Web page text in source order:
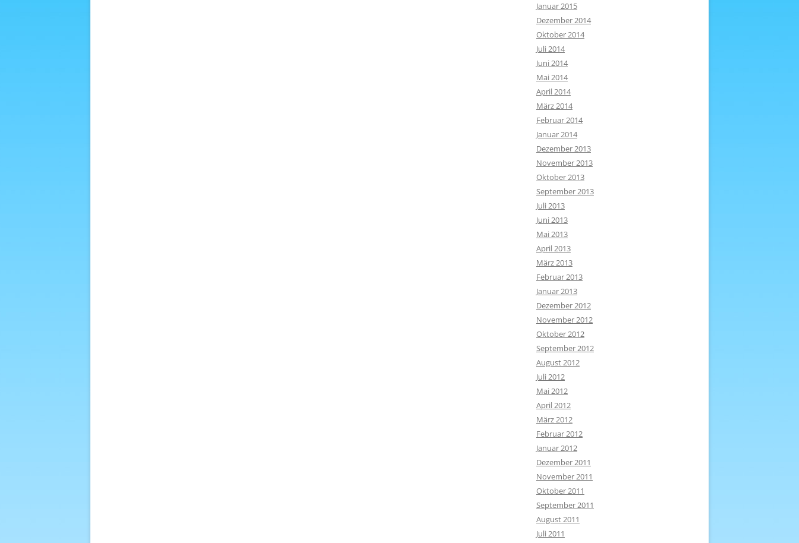
Januar 2015
Dezember 2014
Oktober 2014
Juli 2014
Juni 2014
Mai 2014
April 2014
März 2014
Februar 2014
Januar 2014
Dezember 2013
November 2013
Oktober 2013
September 2013
Juli 2013
Juni 2013
Mai 2013
April 2013
März 2013
Februar 2013
Januar 2013
Dezember 2012
November 2012
Oktober 2012
September 2012
August 2012
Juli 2012
Mai 2012
April 2012
März 2012
Februar 2012
Januar 2012
Dezember 2011
November 2011
Oktober 2011
September 2011
August 2011
Juli 2011